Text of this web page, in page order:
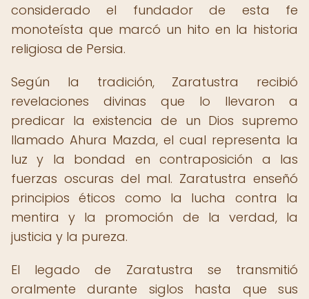
considerado el fundador de esta fe
monoteísta que marcó un hito en la historia
religiosa de Persia.
Según la tradición, Zaratustra recibió
revelaciones divinas que lo llevaron a
predicar la existencia de un Dios supremo
llamado Ahura Mazda, el cual representa la
luz y la bondad en contraposición a las
fuerzas oscuras del mal. Zaratustra enseñó
principios éticos como la lucha contra la
mentira y la promoción de la verdad, la
justicia y la pureza.
El legado de Zaratustra se transmitió
oralmente durante siglos hasta que sus